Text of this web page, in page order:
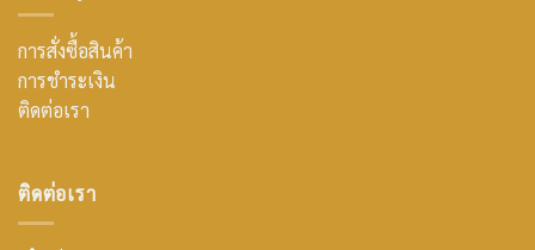
การสั่งซื้อสินค้า
การชำระเงิน
ติดต่อเรา
ติดต่อเรา